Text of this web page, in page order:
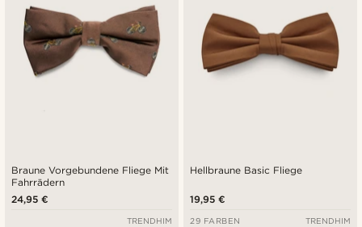
Braune Vorgebundene Fliege Mit
Fahrrädern
24,95 €
TRENDHIM
Hellbraune Basic Fliege
19,95 €
29 FARBEN TRENDHIM